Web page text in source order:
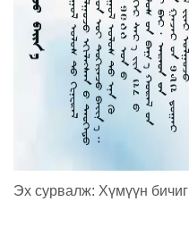
Эх сурвалж: Хүмүүн бичиг